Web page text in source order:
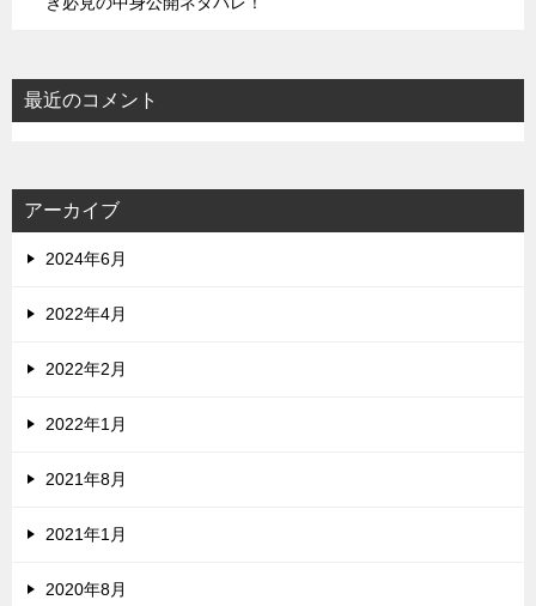
最近のコメント
アーカイブ
2024年6月
2022年4月
2022年2月
2022年1月
2021年8月
2021年1月
2020年8月